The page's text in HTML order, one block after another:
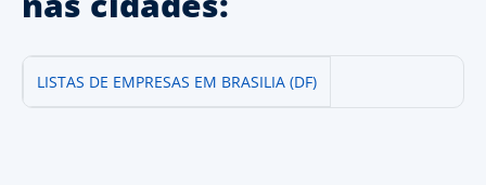
LISTAS DE EMPRESAS EM BRASILIA (DF)